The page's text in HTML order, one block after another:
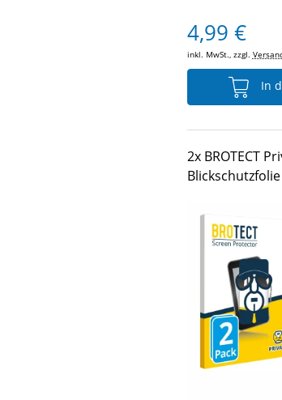
4,99 €
inkl. MwSt., zzgl.
In
2x BROTECT